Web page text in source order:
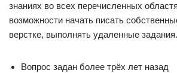
знаниях во всех перечисленных
возможности начать писать
верстке, выполнять удаленные задания.
Вопрос задан более трёх лет назад